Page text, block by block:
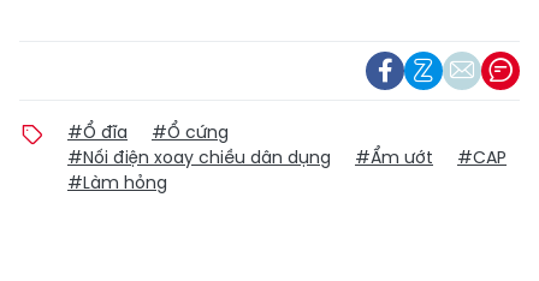
#Ổ đĩa
#Ổ cứng
#Nối điện xoay chiều dân dụng
#Ẩm ướt
#CAP
#Làm hỏng